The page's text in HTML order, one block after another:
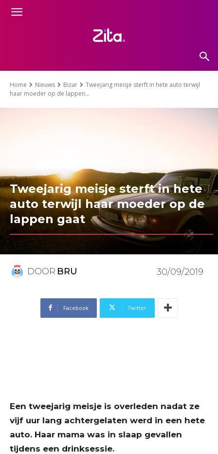
Home Nieuws Bizar
Tweejarig meisje sterft in hete auto terwijl
haar moeder op de lappen...
Tweejarig meisje sterft in hete
auto terwijl haar moeder op de
lappen gaat
DOOR BRU 30/09/2019
Facebook Twitter
Een tweejarig meisje is overleden nadat ze
vijf uur lang achtergelaten werd in een hete
auto. Haar mama was in slaap gevallen
tijdens een drinksessie.